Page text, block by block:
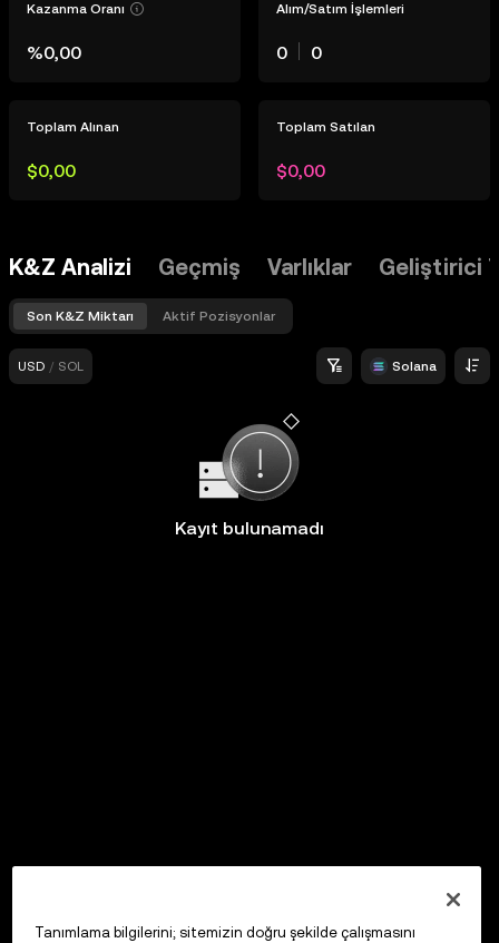
Kazanma Oranı
%0,00
Alım/Satım İşlemleri
0 0
Toplam Alınan
$0,00
Toplam Satılan
$0,00
K&Z Analizi Geçmiş Varlıklar Geliştirici
Son K&Z Miktarı Aktif Pozisyonlar
USD / SOL Solana
Kayıt bulunamadı
Tanımlama bilgilerini; sitemizin doğru şekilde çalışmasını